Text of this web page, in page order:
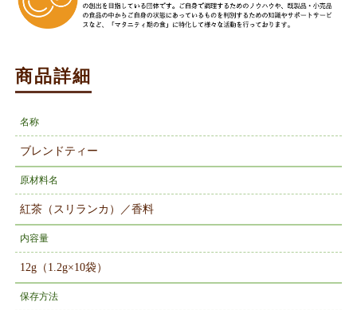
商品詳細
名称
ブレンドティー
原材料名
紅茶（スリランカ）／香料
内容量
12g（1.2g×10袋）
保存方法